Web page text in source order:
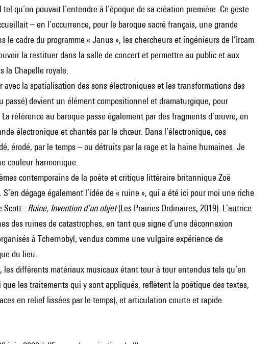
qu’on pouvait l’entendre à l’époque de sa création première. Ce geste
– en l’occurrence, pour le baroque sacré français, une grande
cadre du programme « Janus », les chercheurs et ingénieurs de l’Ircam
la restituer dans la salle de concert et permettre au public et aux
la Chapelle royale.
la spatialisation des sons électroniques et les transformations des
devient un élément compositionnel et dramaturgique, pour
référence au baroque passe également par des fragments d’œuvre, en
électronique et chantés par le chœur. Dans l’électronique, ces
érodé, par le temps – ou détruits par la rage et la haine humaines. Je
couleur harmonique.
contemporains de la poète et critique littéraire britannique Zoë
dégage également l’idée de « ruine », qui a été ici pour moi une riche
Scott : Ruine, Invention d’un objet(Les Prairies Ordinaires, 2019). L’autrice
des ruines de catastrophes, en tant que signe d’une déconnexion
à Tchernobyl, vendus comme une vulgaire expérience de
du lieu.
différents matériaux musicaux étant tour à tour entendus tels qu’en
les traitements qui y sont appliqués, reflètent la poétique des textes,
en relief lissées par le temps), et articulation courte et rapide.